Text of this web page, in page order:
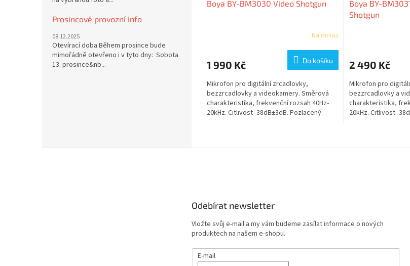
Prosincové provozní info
08.12.2025
Otevírací doba Během prosince bude
mimořádně otevřeno i v tyto dny: Sobota
13. prosince&nb...
Boya BY-BM3030 Video Shotgun
Na dotaz
1 990 Kč Do košíku
Mikrofon pro digitální zrcadlovky,
bezzrcadlovky a videokamery. Směrová
charakteristika, frekvenční rozsah 40Hz-
20kHz. Citlivost -38dB±3dB. Pozlacený
Boya BY-
Shotgun
2 490 Kč
Mikrofon pro
bezzrcadlovky a
charakteristika,
20kHz. Citlivost -
Odebírat newsletter
Vložte svůj e-mail a my vám budeme zasílat informace o nových
produktech na našem e-shopu.
E-mail